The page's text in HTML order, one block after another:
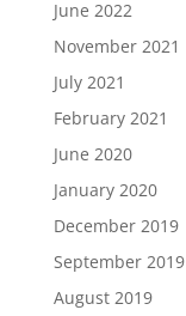
June 2022
November 2021
July 2021
February 2021
June 2020
January 2020
December 2019
September 2019
August 2019